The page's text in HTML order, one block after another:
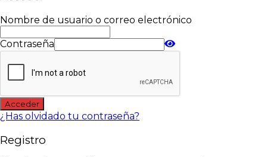
Nombre de usuario o correo electrónico
Contraseña
Acceder
¿Has olvidado tu contraseña?
Registro